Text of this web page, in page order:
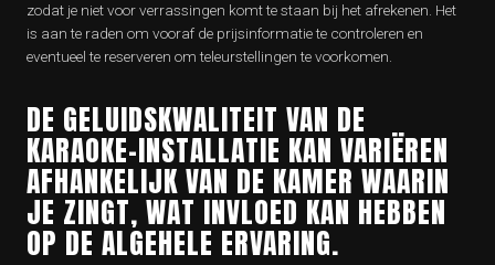
zodat je niet voor verrassingen komt te staan bij het afrekenen. Het
is aan te raden om vooraf de prijsinformatie te controleren en
eventueel te reserveren om teleurstellingen te voorkomen.
DE GELUIDSKWALITEIT VAN DE
KARAOKE-INSTALLATIE KAN VARIËREN
AFHANKELIJK VAN DE KAMER WAARIN
JE ZINGT, WAT INVLOED KAN HEBBEN
OP DE ALGEHELE ERVARING.